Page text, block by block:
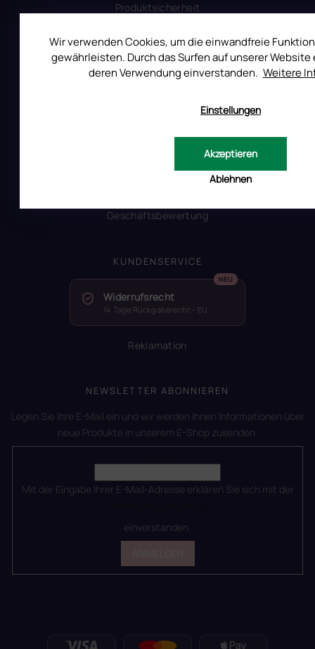
Wir verwenden Cookies, um die einwandfreie
gewährleisten. Durch das Surfen auf unserer Website
deren Verwendung einverstanden. Weitere
Einstellungen
Ablehnen
Akzeptieren
Produktsicherheit
INFORMATIONEN FÜR SIE
Kontakt
Alles zum Verbot von TPO
Glossar der Begriffe
RUSCONA und Nachhaltigkeit
RUSCONA Shine Nagelnetzwerk
Geschäftsbewertung
KUNDENSERVICE
Widerrufsrecht
14 Tage Rückgaberecht – EU
Reklamation
NEWSLETTER ABONNIEREN
Legen Sie Ihre E-Mail ein und wir werden Ihnen Informationen über
neue Produkte in unserem E-Shop zusenden.
Mit der Eingabe Ihrer E-Mail-Adresse erklären Sie sich mit der
einverstanden.